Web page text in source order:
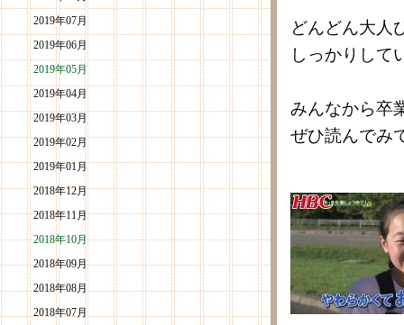
2019年07月
2019年06月
2019年05月
2019年04月
2019年03月
2019年02月
2019年01月
2018年12月
2018年11月
2018年10月
2018年09月
2018年08月
2018年07月
どんどん大人
しっかりして
みんなから卒
ぜひ読んでみ